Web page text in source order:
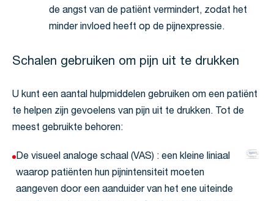
de angst van de patiënt vermindert, zodat het
minder invloed heeft op de pijnexpressie.
Schalen gebruiken om pijn uit te drukken
U kunt een aantal hulpmiddelen gebruiken om een patiënt
te helpen zijn gevoelens van pijn uit te drukken. Tot de
meest gebruikte behoren:
De visueel analoge schaal (VAS) : een kleine liniaal
waarop patiënten hun pijnintensiteit moeten
aangeven door een aanduider van het ene uiteinde